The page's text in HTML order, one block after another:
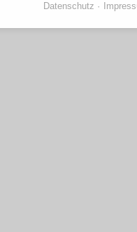
Datenschutz